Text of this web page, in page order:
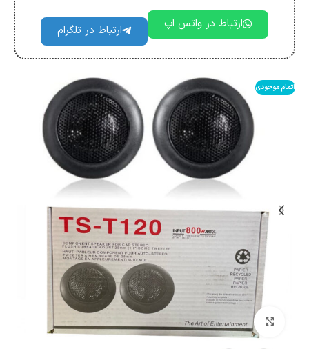
ارتباط در واتس اپ ارتباط در تلگرام
اتمام موجودی
بزرگنمایی تصویر